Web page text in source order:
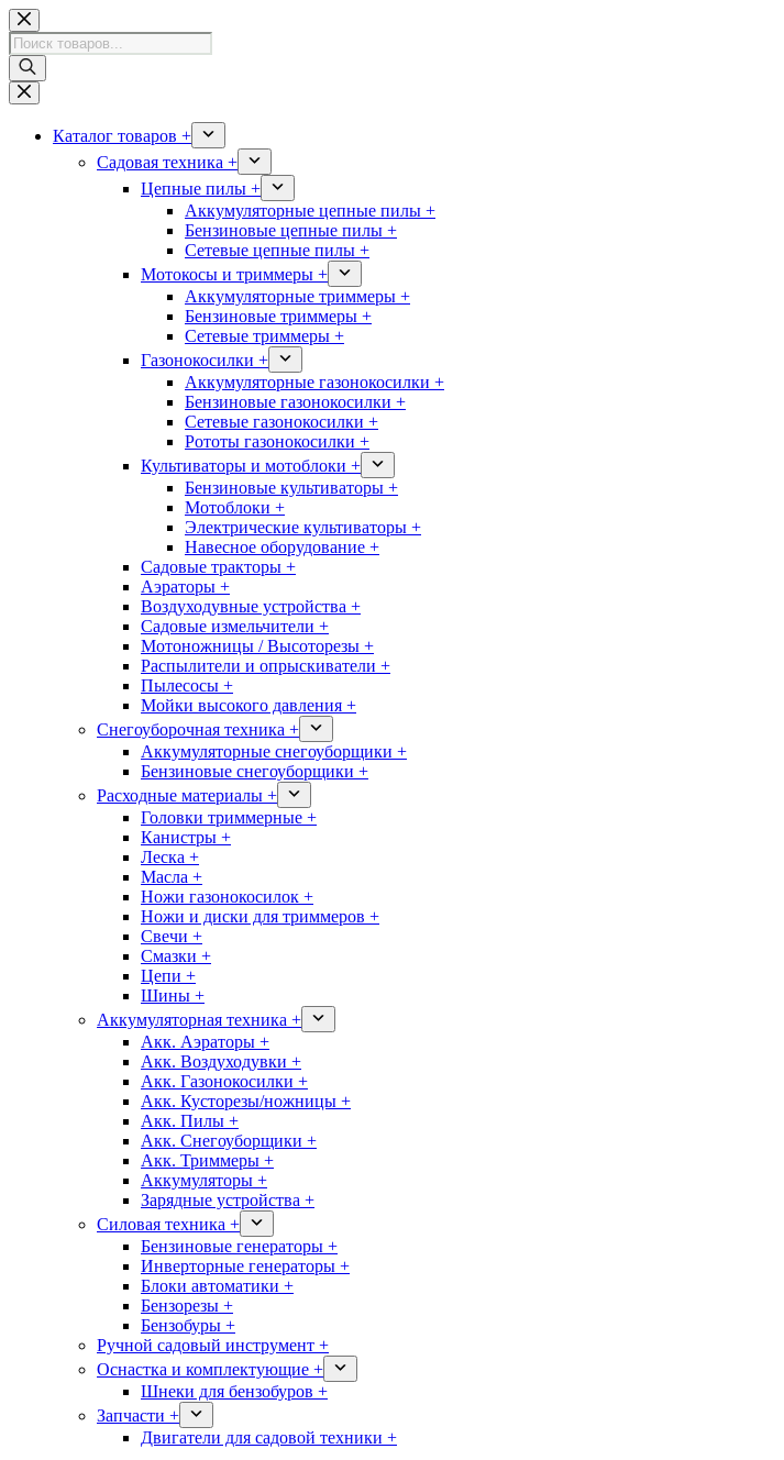
Перейти
к
сути
Поиск
товаров
Каталог товаров +
Садовая техника +
Цепные пилы +
Аккумуляторные цепные пилы +
Бензиновые цепные пилы +
Сетевые цепные пилы +
Мотокосы и триммеры +
Аккумуляторные триммеры +
Бензиновые триммеры +
Сетевые триммеры +
Газонокосилки +
Аккумуляторные газонокосилки +
Бензиновые газонокосилки +
Сетевые газонокосилки +
Рототы газонокосилки +
Культиваторы и мотоблоки +
Бензиновые культиваторы +
Мотоблоки +
Электрические культиваторы +
Навесное оборудование +
Садовые тракторы +
Аэраторы +
Воздуходувные устройства +
Садовые измельчители +
Мотоножницы / Высоторезы +
Распылители и опрыскиватели +
Пылесосы +
Мойки высокого давления +
Снегоуборочная техника +
Аккумуляторные снегоуборщики +
Бензиновые снегоуборщики +
Расходные материалы +
Головки триммерные +
Канистры +
Леска +
Масла +
Ножи газонокосилок +
Ножи и диски для триммеров +
Свечи +
Смазки +
Цепи +
Шины +
Аккумуляторная техника +
Акк. Аэраторы +
Акк. Воздуходувки +
Акк. Газонокосилки +
Акк. Кусторезы/ножницы +
Акк. Пилы +
Акк. Снегоуборщики +
Акк. Триммеры +
Аккумуляторы +
Зарядные устройства +
Силовая техника +
Бензиновые генераторы +
Инверторные генераторы +
Блоки автоматики +
Бензорезы +
Бензобуры +
Ручной садовый инструмент +
Оснастка и комплектующие +
Шнеки для бензобуров +
Запчасти +
Двигатели для садовой техники +